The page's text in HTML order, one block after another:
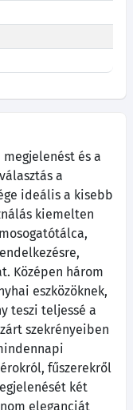
és a
a
ideális a kisebb
kiemelten
Középen három
eszközöknek,
teszi teljessé a
szekrényeiben
fűszerekről
két
eleganciát